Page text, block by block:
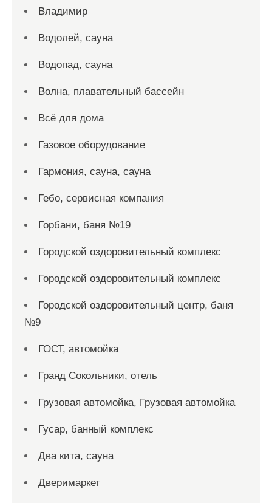
Владимир
Водолей, сауна
Водопад, сауна
Волна, плавательный бассейн
Всё для дома
Газовое оборудование
Гармония, сауна, сауна
Гебо, сервисная компания
Горбани, баня №19
Городской оздоровительный комплекс
Городской оздоровительный комплекс
Городской оздоровительный центр, баня
№9
ГОСТ, автомойка
Гранд Сокольники, отель
Грузовая автомойка, Грузовая автомойка
Гусар, банный комплекс
Два кита, сауна
Дверимаркет